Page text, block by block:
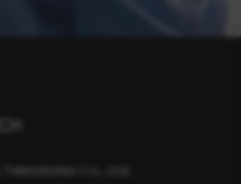
Co., Ltd.